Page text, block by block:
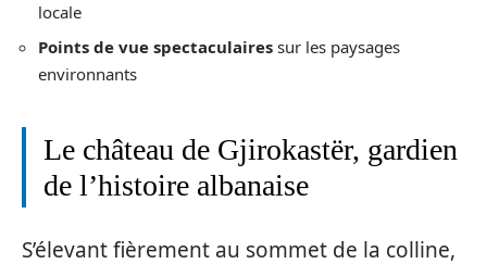
locale
Points de vue spectaculaires sur les paysages
environnants
Le château de Gjirokastër, gardien
de l’histoire albanaise
S’élevant fièrement au sommet de la colline,